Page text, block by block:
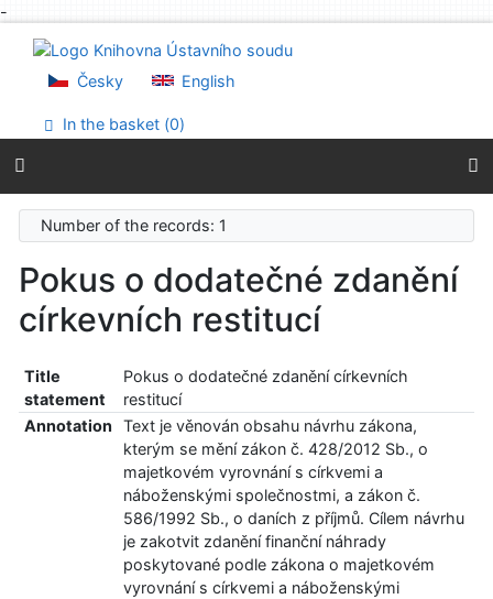
-
Go to menu
Accessibility declaration
Česky English
In the basket (0)
Number of the records: 1
Pokus o dodatečné zdanění
církevních restitucí
Title
statement
Pokus o dodatečné zdanění církevních
restitucí
Annotation
Text je věnován obsahu návrhu zákona,
kterým se mění zákon č. 428/2012 Sb., o
majetkovém vyrovnání s církvemi a
náboženskými společnostmi, a zákon č.
586/1992 Sb., o daních z příjmů. Cílem návrhu
je zakotvit zdanění finanční náhrady
poskytované podle zákona o majetkovém
vyrovnání s církvemi a náboženskými